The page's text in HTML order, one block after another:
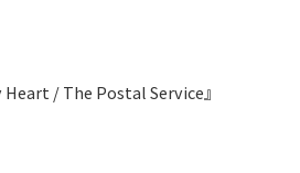
/ The Postal Service』